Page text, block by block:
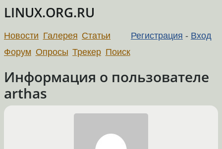
LINUX.ORG.RU
Регистрация - Вход
Новости Галерея Статьи
Форум Опросы Трекер Поиск
Информация о пользователе
arthas